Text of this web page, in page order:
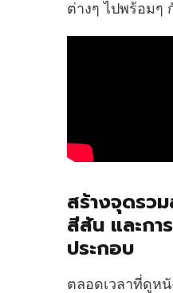
ต่างๆ ไปพร้อมๆ
สร้างจุดรว
สีสัน และก
ประกอบ
ตลอดเวลาที่ดูห